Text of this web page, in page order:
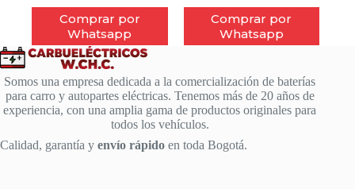
Comprar por
Whatsapp
Comprar por
Whatsapp
Somos una empresa dedicada a la comercialización de baterías
para carro y autopartes eléctricas. Tenemos más de 20 años de
experiencia, con una amplia gama de productos originales para
todos los vehículos.
Calidad, garantía y envío rápido en toda Bogotá.